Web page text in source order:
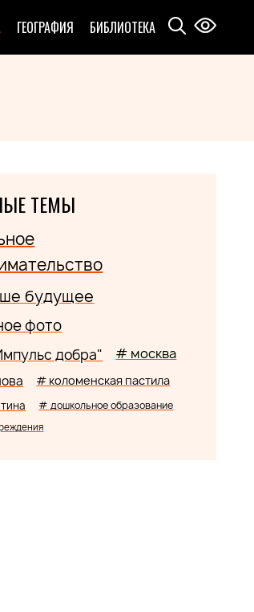
ГЕОГРАФИЯ БИБЛИОТЕКА
ТЕМЫ
будущее
фото
добра" # москва
# коломенская пастила
# дошкольное образование